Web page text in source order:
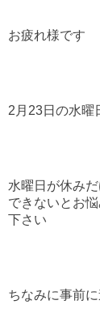
お疲れ様です
2月23日の水曜
水曜日が休み
できないとお
下さい
ちなみに事前